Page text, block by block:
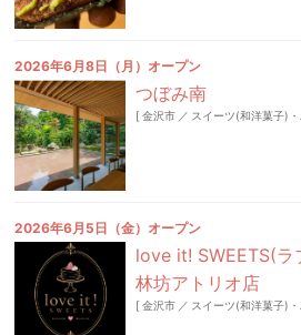
2026年6月8日（月）オープン
つぼみ南
[金沢市 ／ スイーツ(和洋菓子)
2026年6月5日（金）オープン
love it! SWEETS(ラ
林坊アトリオ店
[金沢市 ／ スイーツ(和洋菓子)